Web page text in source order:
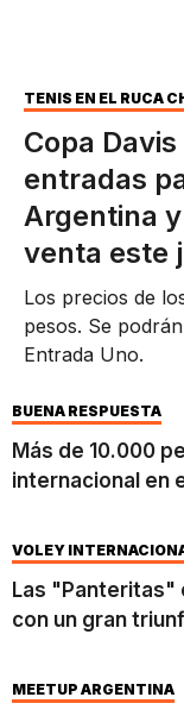
TENIS EN EL RUCA
Copa
entradas
Argentina
venta este
Los precios de
pesos. Se
Entrada Uno.
BUENA RESPUESTA
Más de 10.000
internacional en
VÓLEY
Las "Panteritas"
con un gran
MEETUP ARGENTINA